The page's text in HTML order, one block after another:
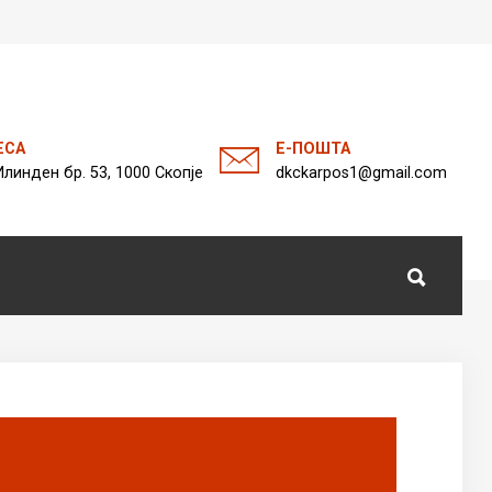
бр. 53, 1000 Скопје
Е-ПОШТА
dkckarpos1@gmail.com